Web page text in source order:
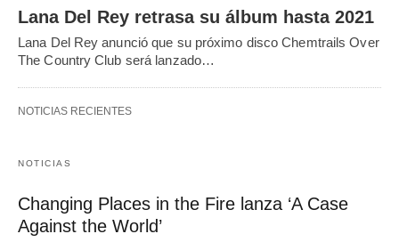
Lana Del Rey retrasa su álbum hasta 2021
Lana Del Rey anunció que su próximo disco Chemtrails Over
The Country Club será lanzado…
NOTICIAS RECIENTES
NOTICIAS
Changing Places in the Fire lanza ‘A Case
Against the World’